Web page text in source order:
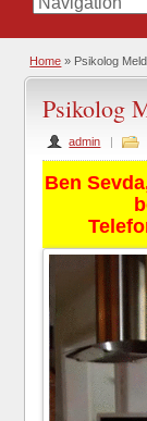
Home » Psikolog
Psikolog
admin |
Ben